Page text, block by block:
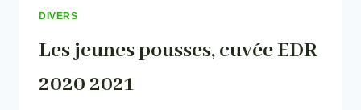
DIVERS
Les jeunes pousses, cuvée EDR
2020 2021